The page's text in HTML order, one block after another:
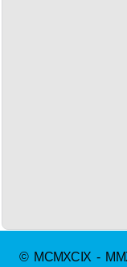
© MCMXCIX -